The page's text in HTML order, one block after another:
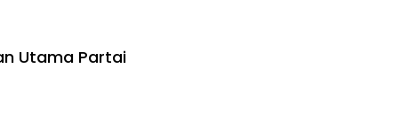
Utama Partai